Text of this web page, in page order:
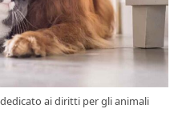
ai diritti per gli animali